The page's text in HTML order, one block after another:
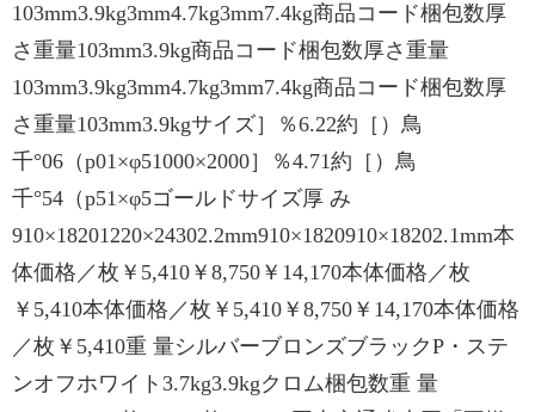
103mm3.9kg3mm4.7kg3mm7.4kg商品コード梱包数厚
さ重量103mm3.9kg商品コード梱包数厚さ重量
103mm3.9kg3mm4.7kg3mm7.4kg商品コード梱包数厚
さ重量103mm3.9kgサイズ］％6.22約［）鳥
千°06（p01×φ51000×2000］％4.71約［）鳥
千°54（p51×φ5ゴールドサイズ厚 み
910×18201220×24302.2mm910×1820910×18202.1mm本
体価格／枚￥5,410￥8,750￥14,170本体価格／枚
￥5,410本体価格／枚￥5,410￥8,750￥14,170本体価格
／枚￥5,410重 量シルバーブロンズブラックP・ステ
ンオフホワイト3.7kg3.9kgクロム梱包数重 量